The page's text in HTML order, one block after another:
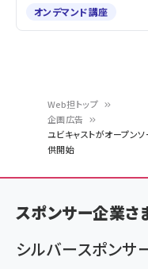
く
ず
Web担トップ
企画広告
ユビキャストがオープン
供開始
オンデマンド講座
スポンサー企業さ
シルバースポンサ